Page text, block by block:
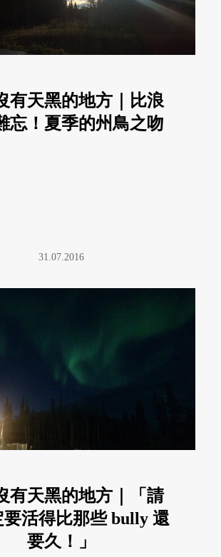
有天黑的地方｜比浪
忘！夏季的州鳥之吻
31.07.2016
有天黑的地方｜「請
要活得比那些 bully 還
要久！」